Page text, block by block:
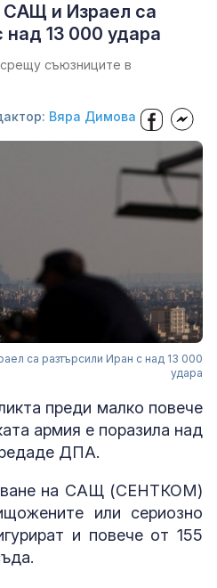
САЩ и Израел са
над 13 000 удара
съюзниците в
Вяра Димова
са разтърсили Иран с над 13 000
удара
преди малко повече
армия е поразила над
ДПА.
на САЩ (СЕНТКОМ)
или сериозно
и повече от 155